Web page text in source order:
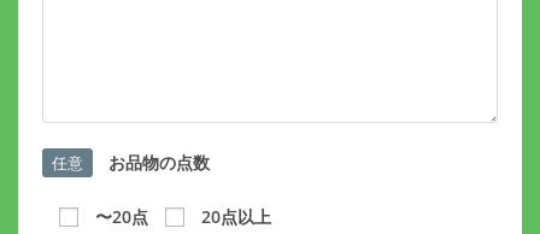
任意 お品物の点数
〜20点 20点以上